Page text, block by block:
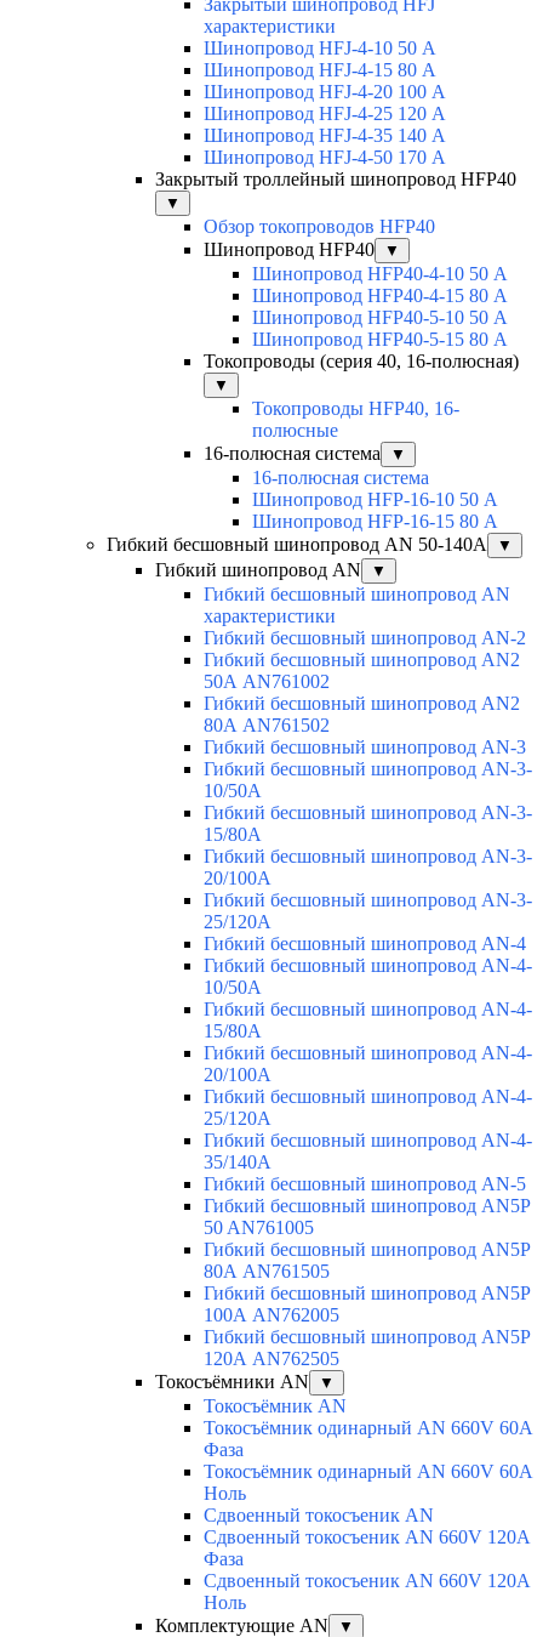
характеристики
Шинопровод HFJ-4-10 50 А
Шинопровод HFJ-4-15 80 А
Шинопровод HFJ-4-20 100 А
Шинопровод HFJ-4-25 120 А
Шинопровод HFJ-4-35 140 А
Шинопровод HFJ-4-50 170 А
Закрытый троллейный шинопровод HFP40
▼
Обзор токопроводов HFP40
Шинопровод HFP40
▼
Шинопровод HFP40-4-10 50 А
Шинопровод HFP40-4-15 80 А
Шинопровод HFP40-5-10 50 А
Шинопровод HFP40-5-15 80 А
Токопроводы (серия 40, 16-полюсная)
▼
Токопроводы HFP40, 16-
полюсные
16-полюсная система
▼
16-полюсная система
Шинопровод HFP-16-10 50 А
Шинопровод HFP-16-15 80 А
Гибкий бесшовный шинопровод AN 50-140А
▼
Гибкий шинопровод AN ▼
Гибкий бесшовный шинопровод AN
характеристики
Гибкий бесшовный шинопровод AN-2
Гибкий бесшовный шинопровод AN2
50А AN761002
Гибкий бесшовный шинопровод AN2
80А AN761502
Гибкий бесшовный шинопровод AN-3
Гибкий бесшовный шинопровод AN-3-
10/50A
Гибкий бесшовный шинопровод AN-3-
15/80A
Гибкий бесшовный шинопровод AN-3-
20/100A
Гибкий бесшовный шинопровод AN-3-
25/120A
Гибкий бесшовный шинопровод AN-4
Гибкий бесшовный шинопровод AN-4-
10/50A
Гибкий бесшовный шинопровод AN-4-
15/80A
Гибкий бесшовный шинопровод AN-4-
20/100A
Гибкий бесшовный шинопровод AN-4-
25/120A
Гибкий бесшовный шинопровод AN-4-
35/140A
Гибкий бесшовный шинопровод AN-5
Гибкий бесшовный шинопровод AN5P
50 AN761005
Гибкий бесшовный шинопровод AN5P
80А AN761505
Гибкий бесшовный шинопровод AN5P
100А AN762005
Гибкий бесшовный шинопровод AN5P
120А AN762505
Токосъёмники AN
▼
Токосъёмник AN
Токосъёмник одинарный AN 660V 60A
Фаза
Токосъёмник одинарный AN 660V 60A
Ноль
Сдвоенный токосъеник AN
Сдвоенный токосъеник AN 660V 120A
Фаза
Сдвоенный токосъеник AN 660V 120A
Ноль
Комплектующие AN
▼